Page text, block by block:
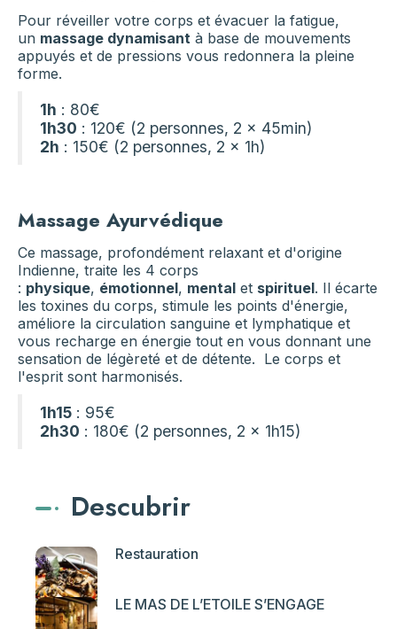
Pour réveiller votre corps et évacuer la fatigue,
un massage dynamisant à base de mouvements
appuyés et de pressions vous redonnera la pleine
forme.
1h : 80€
1h30 : 120€ (2 personnes, 2 x 45min)
2h : 150€ (2 personnes, 2 x 1h)
Massage Ayurvédique
Ce massage, profondément relaxant et d'origine
Indienne, traite les 4 corps
: physique, émotionnel, mental et spirituel. Il écarte
les toxines du corps, stimule les points d'énergie,
améliore la circulation sanguine et lymphatique et
vous recharge en énergie tout en vous donnant une
sensation de légèreté et de détente. Le corps et
l'esprit sont harmonisés.
1h15 : 95€
2h30 : 180€ (2 personnes, 2 x 1h15)
Descubrir
Restauration
LE MAS DE L’ETOILE S’ENGAGE